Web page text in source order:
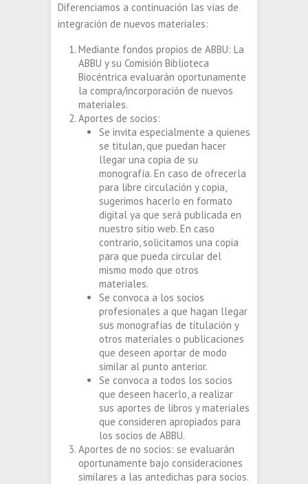
Diferenciamos a continuación las vías de
integración de nuevos materiales:
Mediante fondos propios de ABBU: La
ABBU y su Comisión Biblioteca
Biocéntrica evaluarán oportunamente
la compra/incorporación de nuevos
materiales.
Aportes de socios:
Se invita especialmente a quienes
se titulan, que puedan hacer
llegar una copia de su
monografía. En caso de ofrecerla
para libre circulación y copia,
sugerimos hacerlo en formato
digital ya que será publicada en
nuestro sitio web. En caso
contrario, solicitamos una copia
para que pueda circular del
mismo modo que otros
materiales.
Se convoca a los socios
profesionales a que hagan llegar
sus monografías de titulación y
otros materiales o publicaciones
que deseen aportar de modo
similar al punto anterior.
Se convoca a todos los socios
que deseen hacerlo, a realizar
sus aportes de libros y materiales
que consideren apropiados para
los socios de ABBU.
Aportes de no socios: se evaluarán
oportunamente bajo consideraciones
similares a las antedichas para socios.